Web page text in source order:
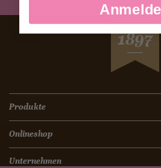
SEIT
1897
Produkte
Onlineshop
Unternehmen